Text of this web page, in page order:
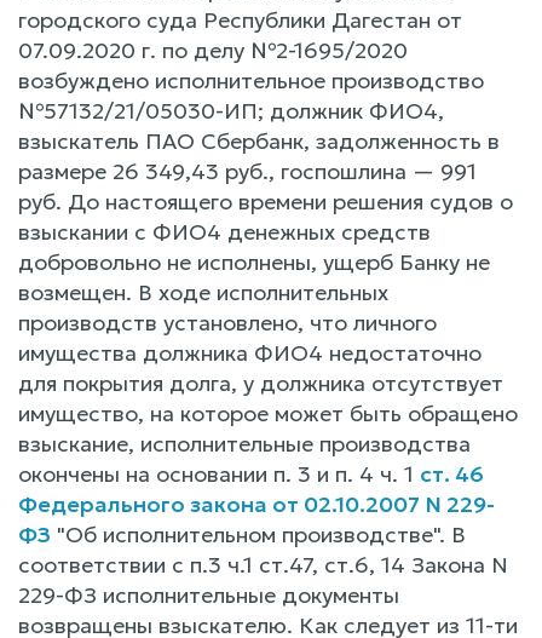
городского суда Республики Дагестан от
07.09.2020 г. по делу №2-1695/2020
возбуждено исполнительное производство
№57132/21/05030-ИП; должник ФИО4,
взыскатель ПАО Сбербанк, задолженность в
размере 26 349,43 руб., госпошлина — 991
руб. До настоящего времени решения судов o
взыскании c ФИО4 денежных средств
добровольно не исполнены, ущерб Банку не
возмещен. B ходе исполнительных
производств установлено, что личного
имущества должника ФИО4 недостаточно
для покрытия долга, y должника отсутствует
имущество, на которое может быть обращено
взыскание, исполнительные производства
окончены на основании п. 3 и п. 4 ч. 1 ст. 46
Федерального закона от 02.10.2007 N 229-
ФЗ "Об исполнительном производстве". B
соответствии c п.3 ч.1 ст.47, ст.6, 14 Закона N
229-ФЗ исполнительные документы
возвращены взыскателю. Как следует из 11-ти